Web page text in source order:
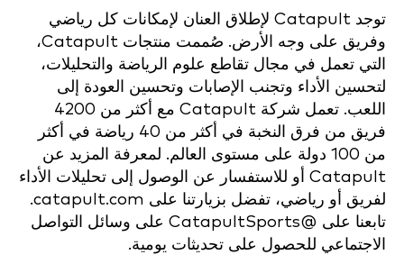
توجد Catapult لإطلاق العنان لإمكانات كل رياضي
وفريق على وجه الأرض. صُممت منتجات Catapult،
التي تعمل في مجال تقاطع علوم الرياضة والتحليلات،
لتحسين الأداء وتجنب الإصابات وتحسين العودة إلى
اللعب. تعمل شركة Catapult مع أكثر من 4200
فريق من فرق النخبة في أكثر من 40 رياضة في أكثر
من 100 دولة على مستوى العالم. لمعرفة المزيد عن
Catapult أو للاستفسار عن الوصول إلى تحليلات الأداء
لفريق أو رياضي، تفضل بزيارتنا على catapult.com.
تابعنا على @CatapultSports على وسائل التواصل
الاجتماعي للحصول على تحديثات يومية.